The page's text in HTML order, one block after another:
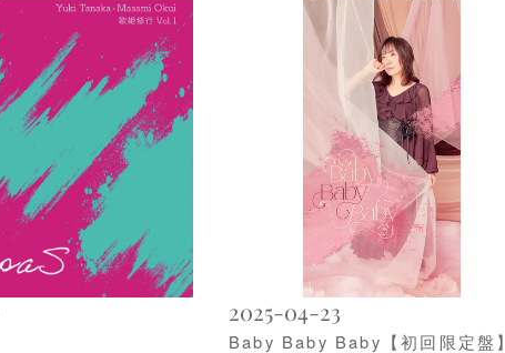
2025-04-23
Baby Baby Baby【初回限定盤】